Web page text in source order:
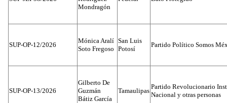
Mondragón
SUP-OP-12/2026
Mónica Aralí
Soto Fregoso
San Luis
Potosí
Partido Político Somos
SUP-OP-13/2026
Gilberto De
Guzmán
Bátiz García
Tamaulipas
Partido Revolucionario
Nacional y otras personas